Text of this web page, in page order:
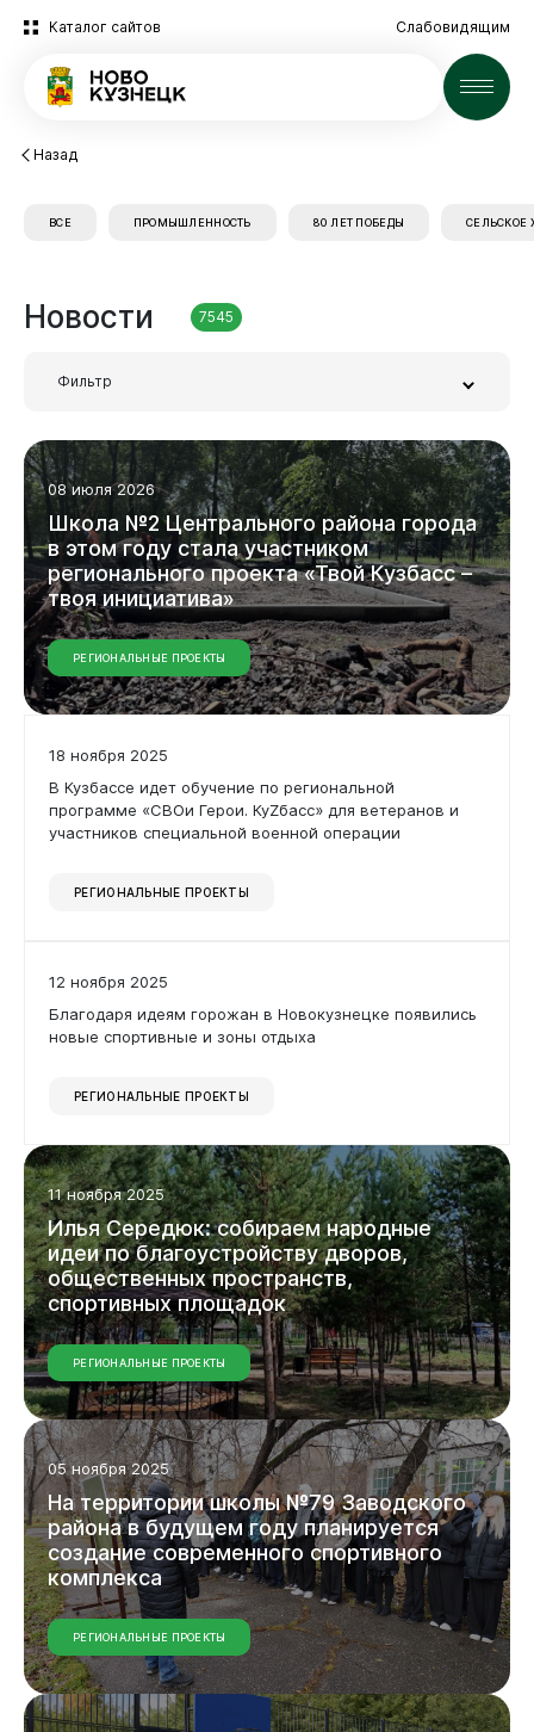
Каталог сайтов Слабовидящим
Новости
Новокузнецк
Горожанам
Бизнесу
Документы
Назад
Фильтр
Заголовок или часть текста
Дата
Применить фильтр
Новости 7545
ВСЕ ПРОМЫШЛЕННОСТЬ 80 ЛЕТ ПОБЕДЫ СЕЛЬСКОЕ
08 июля 2026
Школа №2Центральногорайона города
вэтомгоду сталаучастником
региональногопроекта«ТвойКузбасс–
твояинициатива»
РЕГИОНАЛЬНЫЕ ПРОЕКТЫ
18 ноября 2025
В Кузбассе идет обучение по региональной
программе «СВОи Герои. КуZбасс» для ветеранов и
участников специальной военной операции
РЕГИОНАЛЬНЫЕ ПРОЕКТЫ
12 ноября 2025
Благодаря идеям горожан в Новокузнецке появились
новые спортивные и зоны отдыха
РЕГИОНАЛЬНЫЕ ПРОЕКТЫ
11 ноября 2025
ИльяСередюк:собираемнародные
идеипоблагоустройствудворов,
общественныхпространств,
спортивныхплощадок
РЕГИОНАЛЬНЫЕ ПРОЕКТЫ
05 ноября 2025
На территориишколы№79Заводского
районавбудущемгоду планируется
созданиесовременного спортивного
комплекса
РЕГИОНАЛЬНЫЕ ПРОЕКТЫ